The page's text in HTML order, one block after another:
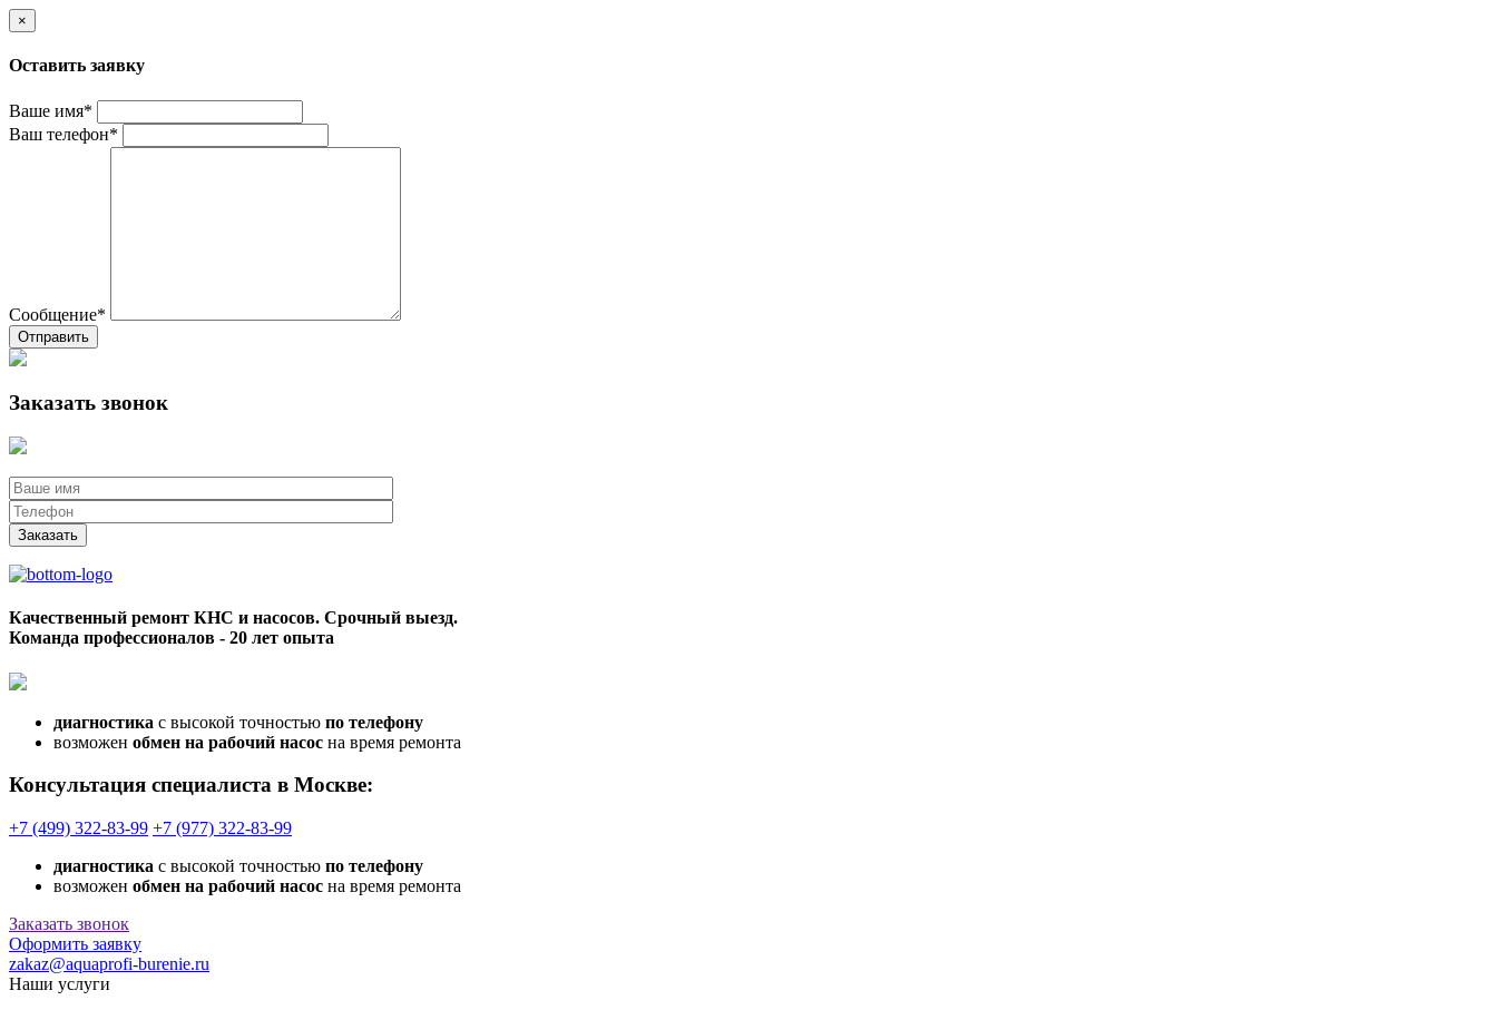
×
Оставить заявку
Ваше имя*
Ваш телефон*
Сообщение*
Отправить
Заказать звонок
Заказать
Качественный ремонт КНС и насосов. Срочный выезд.
Команда профессионалов - 20 лет опыта
диагностика с высокой точностью по телефону
возможен обмен на рабочий насос на время ремонта
Консультация специалиста в Москве:
+7 (499) 322-83-99 +7 (977) 322-83-99
диагностика с высокой точностью по телефону
возможен обмен на рабочий насос на время ремонта
Заказать звонок
Оформить заявку
zakaz@aquaprofi-burenie.ru
Наши услуги